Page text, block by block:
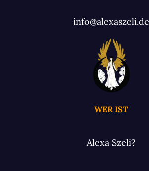
info@alexaszeli.de
WER IST
Alexa Szeli?